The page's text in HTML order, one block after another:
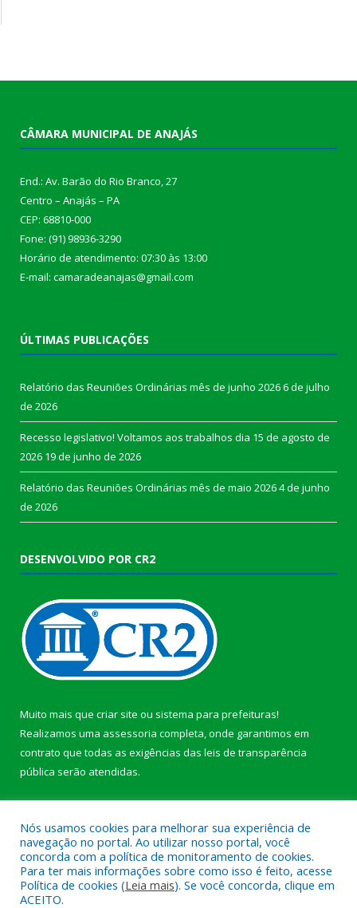
CÂMARA MUNICIPAL DE ANAJÁS
End.: Av. Barão do Rio Branco, 27
Centro – Anajás – PA
CEP: 68810-000
Fone: (91) 98936-3290
Horário de atendimento: 07:30 às 13:00
E-mail: camaradeanajas@gmail.com
ÚLTIMAS PUBLICAÇÕES
Relatório das Reuniões Ordinárias mês de junho 20266 de julho
de 2026
Recesso legislativo! Voltamos aos trabalhos dia 15 de agosto de
2026 19 de junho de 2026
Relatório das Reuniões Ordinárias mês de maio 20264 de junho
de 2026
DESENVOLVIDO POR CR2
Muito mais que criar site ou sistema para prefeituras!
Realizamos uma assessoria completa, onde garantimos em
contrato que todas as exigências das leis de transparência
pública serão atendidas.
Todos os direitos reservados a Câmara Municipal de Anajás.
Nós usamos cookies para melhorar sua experiência de
navegação no portal. Ao utilizar nosso portal, você
concorda com a política de monitoramento de cookies.
Para ter mais informações sobre como isso é feito, acesse
Política de cookies (Leia mais). Se você concorda, clique em
ACEITO.